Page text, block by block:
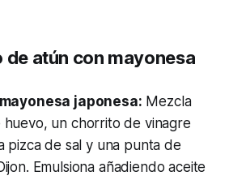
de atún con mayonesa
japonesa: Mezcla
huevo, un chorrito de vinagre
pizca de sal y una punta de
Emulsiona añadiendo aceite